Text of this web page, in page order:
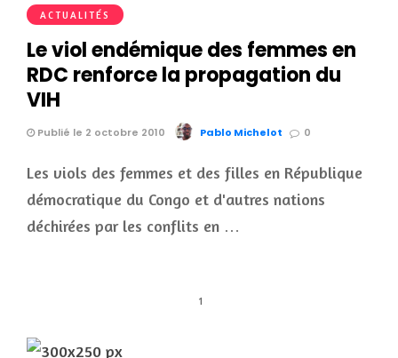
ACTUALITÉS
Le viol endémique des femmes en
RDC renforce la propagation du
VIH
Publié le 2 octobre 2010 Pablo Michelot 0
Les viols des femmes et des filles en République
démocratique du Congo et d'autres nations
déchirées par les conflits en …
1